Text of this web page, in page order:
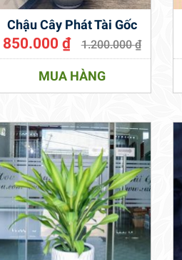
Chậu Cây Phát Tài Gốc
850.000 ₫ 1.200.000₫
MUA HÀNG